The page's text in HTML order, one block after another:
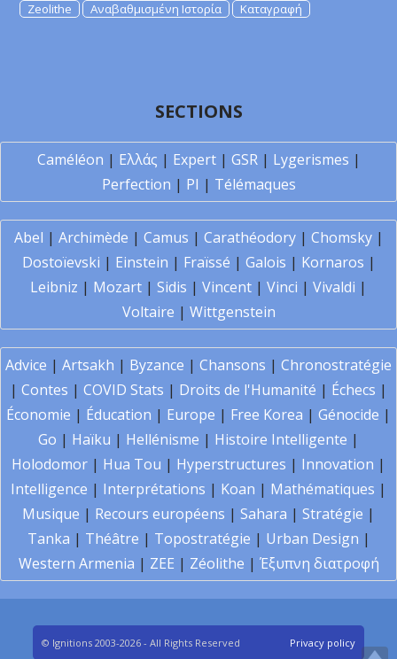
Zeolithe
Αναβαθμισμένη Ιστορία Καταγραφή
SECTIONS
Caméléon | Ελλάς | Expert| GSR| Lygerismes |
Perfection | PI | Télémaques
Abel | Archimède | Camus | Carathéodory| Chomsky|
Dostoïevski | Einstein | Fraïssé | Galois | Kornaros |
Leibniz | Mozart | Sidis | Vincent | Vinci | Vivaldi |
Voltaire | Wittgenstein
Advice | Artsakh | Byzance | Chansons | Chronostratégie
| Contes | COVID Stats | Droits de l'Humanité | Échecs |
Économie | Éducation | Europe | Free Korea | Génocide |
Go | Haïku | Hellénisme | Histoire Intelligente |
Holodomor | Hua Tou | Hyperstructures | Innovation |
Intelligence | Interprétations | Koan | Mathématiques |
Musique | Recours européens | Sahara | Stratégie |
Tanka | Théâtre | Topostratégie | Urban Design |
Western Armenia | ZEE | Zéolithe | Έξυπνη διατροφή
© Ignitions 2003-2026 - All Rights Reserved Privacy policy